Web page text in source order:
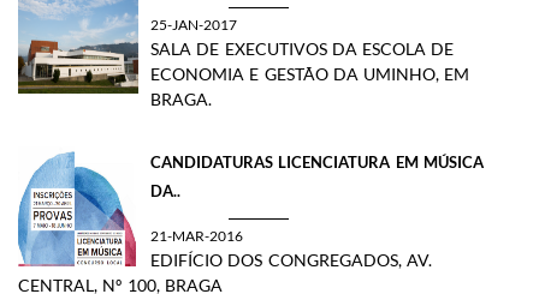
25-JAN-2017
SALA DE EXECUTIVOS DA ESCOLA DE
ECONOMIA E GESTÃO DA UMINHO, EM
BRAGA.​
CANDIDATURAS LICENCIATURA EM MÚSICA
DA..
21-MAR-2016
EDIFÍCIO DOS CONGREGADOS, AV.
CENTRAL, Nº 100, BRAGA